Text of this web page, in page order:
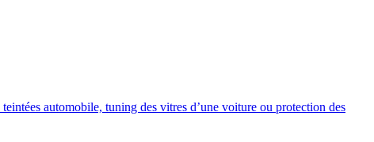
automobile, tuning des vitres d’une voiture ou protection des